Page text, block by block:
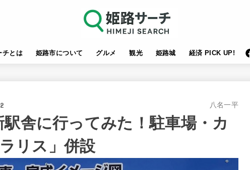
チとは 姫路市について グルメ 観光 姫路城 経済 PICK UP!
八名一平
舎に行ってみた！駐車場・カ
リス」併設